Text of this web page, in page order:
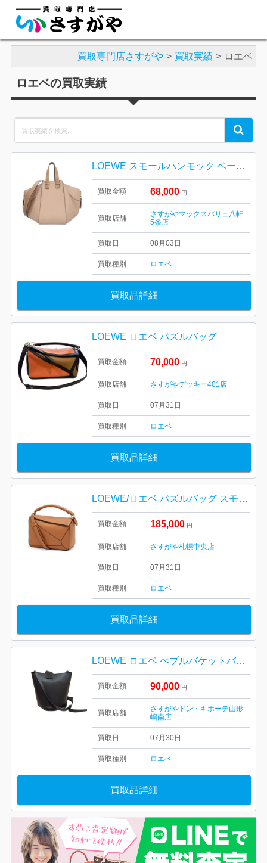
買取専門店さすがや 買取実績 ロエベ
ロエベの買取実績
for:
Search
LOEWE スモールハンモック ベージュ2WAY レディース
買取金額 68,000 円
買取店舗
さすがやマックスバリュ八軒
5条店
買取日 08月03日
買取種別 ロエベ
買取品詳細
LOEWE ロエベ パズルバッグ
買取金額 70,000 円
買取店舗 さすがやデッキー401店
買取日 07月31日
買取種別 ロエベ
買取品詳細
LOEWE/ロエベ パズルバッグ スモール タン K8123611
買取金額 185,000 円
買取店舗 さすがや札幌中央店
買取日 07月31日
買取種別 ロエベ
買取品詳細
LOEWE ロエベ ぺブルバケットバッグミニ 寒河江市
買取金額 90,000 円
買取店舗
さすがやドン・キホーテ山形
嶋南店
買取日 07月30日
買取種別 ロエベ
買取品詳細